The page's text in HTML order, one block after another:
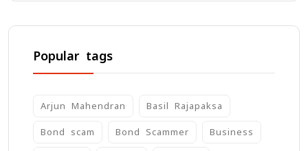
Popular tags
Arjun Mahendran Basil Rajapaksa
Bond scam Bond Scammer Business